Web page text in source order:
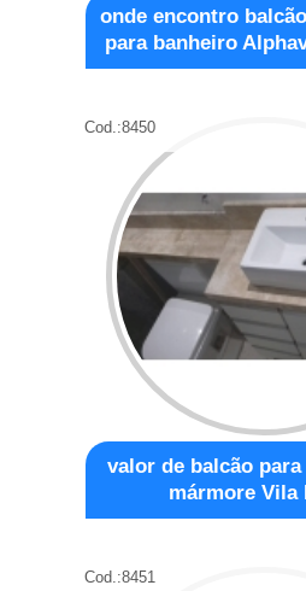
onde encontro
para banheiro
Cod.:8450
valor de balcão
mármore Vila
Cod.:8451